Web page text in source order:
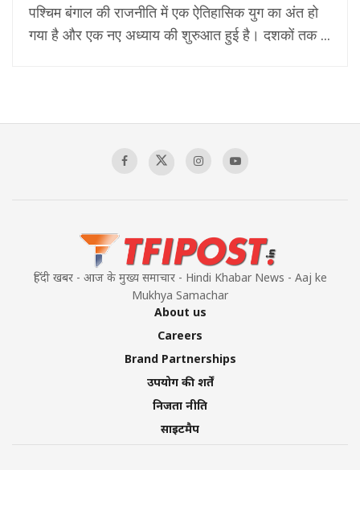
पश्चिम बंगाल की राजनीति में एक ऐतिहासिक युग का अंत हो
गया है और एक नए अध्याय की शुरुआत हुई है। दशकों तक ...
हिंदी खबर - आज के मुख्य समाचार - Hindi Khabar News - Aaj ke
Mukhya Samachar
About us
Careers
Brand Partnerships
उपयोग की शर्तें
निजता नीति
साइटमैप